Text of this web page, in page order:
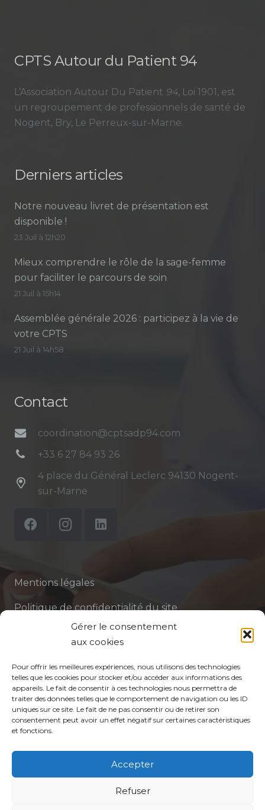
Gérer le consentement
aux cookies
Pour offrir les meilleures expériences, nous utilisons des technologies
telles que les cookies pour stocker et/ou accéder aux informations des
appareils. Le fait de consentir à ces technologies nous permettra de
traiter des données telles que le comportement de navigation ou les ID
uniques sur ce site. Le fait de ne pas consentir ou de retirer son
consentement peut avoir un effet négatif sur certaines caractéristiques
et fonctions.
Accepter
Refuser
CPTS Autour du Patient 94
L’Association Autour Du Patient 94, Loi 1901, est
un regroupement de professionnels de santé de
Nogent, Bry, Le Perreux-sur-Marne.
Derniers articles
Notre nouveau livret de présentation est
disponible !
23 Juil à 12h20
Mieux comprendre le rôle de la sage-femme
pour faciliter le parcours de soin
21 Juil à 15h14
Assemblée générale 2026 : participez à la vie de
votre CPTS
21 Juil à 14h58
Contact
coordination@cptsadp94.com
+33 6 27 84 93 26
4 place du Général Leclerc 94130 Nogent-
sur-Marne
Mentions légales
Politique de confidentialité du site
Politique de protection des données de la CPTS
© CPTS Autour du Patient
Votre CPTS